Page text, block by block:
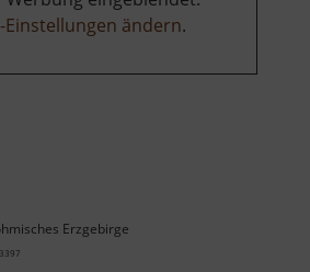
Einstellungen ändern.
Erzgebirge